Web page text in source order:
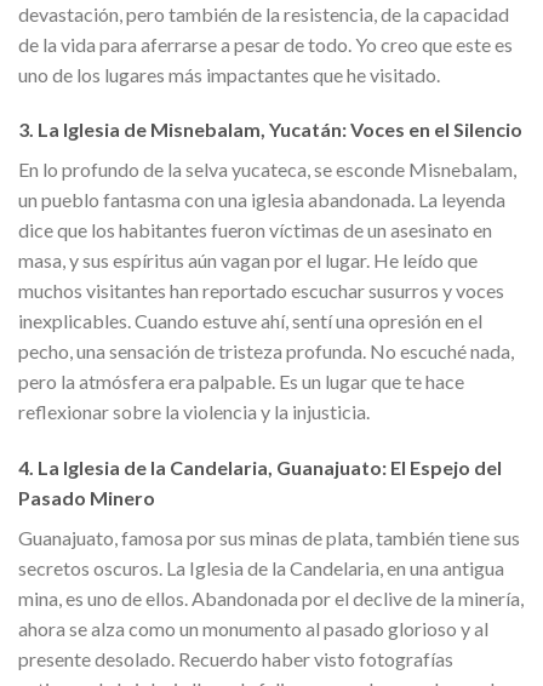
devastación, pero también de la resistencia, de la capacidad
de la vida para aferrarse a pesar de todo. Yo creo que este es
uno de los lugares más impactantes que he visitado.
3. La Iglesia de Misnebalam, Yucatán: Voces en el Silencio
En lo profundo de la selva yucateca, se esconde Misnebalam,
un pueblo fantasma con una iglesia abandonada. La leyenda
dice que los habitantes fueron víctimas de un asesinato en
masa, y sus espíritus aún vagan por el lugar. He leído que
muchos visitantes han reportado escuchar susurros y voces
inexplicables. Cuando estuve ahí, sentí una opresión en el
pecho, una sensación de tristeza profunda. No escuché nada,
pero la atmósfera era palpable. Es un lugar que te hace
reflexionar sobre la violencia y la injusticia.
4. La Iglesia de la Candelaria, Guanajuato: El Espejo del
Pasado Minero
Guanajuato, famosa por sus minas de plata, también tiene sus
secretos oscuros. La Iglesia de la Candelaria, en una antigua
mina, es uno de ellos. Abandonada por el declive de la minería,
ahora se alza como un monumento al pasado glorioso y al
presente desolado. Recuerdo haber visto fotografías